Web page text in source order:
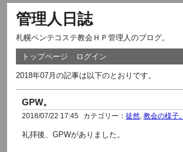
管理人日誌
札幌ペンテコステ教会ＨＰ管理人のブログ。
トップページ ログイン
2018年07月の記事は以下のとおりです。
GPW。
2018/07/22 17:45 カテゴリー： 徒然, 教会の様子。
礼拝後、GPWがありました。